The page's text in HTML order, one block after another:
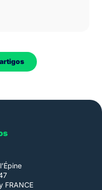
FRANCE